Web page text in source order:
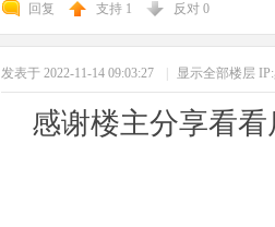
回复 支持 1 反对 0
发表于 2022-11-14 09:03:27 显示全部楼层
感谢楼主分享看